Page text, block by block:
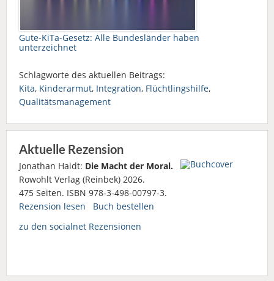
Gute-KiTa-Gesetz: Alle Bundesländer haben
unterzeichnet
Schlagworte des aktuellen Beitrags:
Kita, Kinderarmut, Integration, Flüchtlingshilfe,
Qualitätsmanagement
Aktuelle Rezension
Jonathan Haidt: Die Macht der Moral.
Rowohlt Verlag (Reinbek) 2026.
475 Seiten. ISBN 978-3-498-00797-3.
Rezension lesen
Buch bestellen
zu den socialnet Rezensionen